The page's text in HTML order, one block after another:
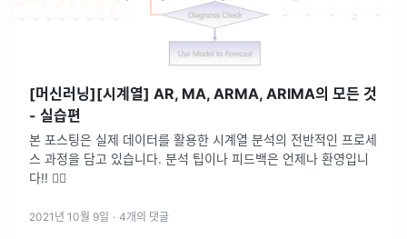
[머신러닝][시계열] AR, MA, ARMA, ARIMA의 모든 것
- 실습편
본 포스팅은 실제 데이터를 활용한 시계열 분석의 전반적인 프로세
스 과정을 담고 있습니다. 분석 팁이나 피드백은 언제나 환영입니
다!! 🙇‍♂️
2021년 10월 9일 · 4개의 댓글